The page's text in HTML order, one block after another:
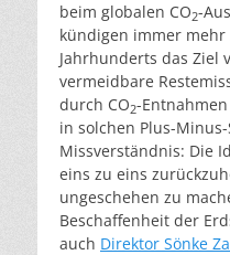
beim globalen CO2-
kündigen immer
Jahrhunderts das Ziel
vermeidbare
durch CO2-
in solchen Plus-
Missverständnis: Die
eins zu eins
ungeschehen zu
Beschaffenheit der
auch Direktor Sönke